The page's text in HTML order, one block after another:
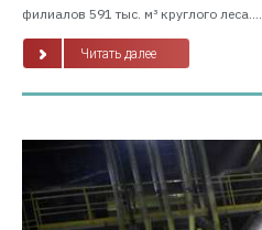
филиалов 591 тыс. м³ круглого леса....
Читать далее